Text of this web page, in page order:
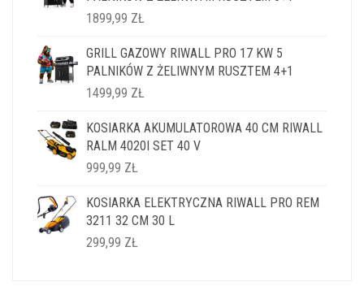
1899,99 ZŁ
GRILL GAZOWY RIWALL PRO 17 KW 5
PALNIKÓW Z ŻELIWNYM RUSZTEM 4+1
1499,99 ZŁ
KOSIARKA AKUMULATOROWA 40 CM RIWALL
RALM 4020I SET 40 V
999,99 ZŁ
KOSIARKA ELEKTRYCZNA RIWALL PRO REM
3211 32 CM 30 L
299,99 ZŁ